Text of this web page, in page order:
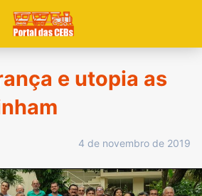
e utopia as
4 de novembro de 2019